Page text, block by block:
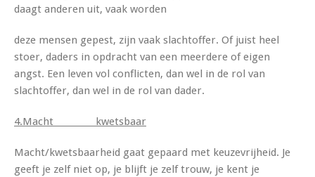
daagt anderen uit, vaak worden
deze mensen gepest, zijn vaak slachtoffer. Of juist heel
stoer, daders in opdracht van een meerdere of eigen
angst. Een leven vol conflicten, dan wel in de rol van
slachtoffer, dan wel in de rol van dader.
4.Macht kwetsbaar
Macht/kwetsbaarheid gaat gepaard met keuzevrijheid. Je
geeft je zelf niet op, je blijft je zelf trouw, je kent je